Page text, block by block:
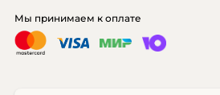
Мы принимаем к оплате